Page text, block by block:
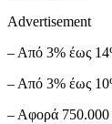
Advertisement
– Από 3% έως
– Από 3% έως
– Αφορά 750.000